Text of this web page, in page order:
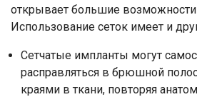
открывает большие возможности
Использование сеток имеет и
Сетчатые импланты могут
расправляться в брюшной
краями в ткани, повторяя